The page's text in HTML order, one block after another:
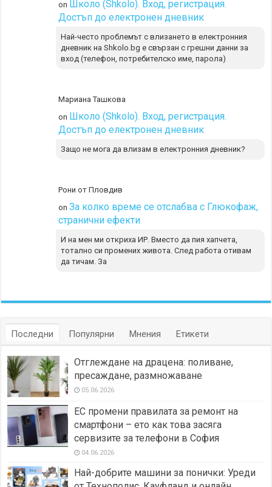
on Школо (Shkolo). Вход, регистрация.
Достъп до електронен дневник
Най-често проблемът с влизането в електронния
дневник на Shkolo.bg е свързан с грешни данни за
вход (телефон, потребителско име, парола)
Мариана Ташкова
on Школо (Shkolo). Вход, регистрация.
Достъп до електронен дневник
Защо не мога да влизам в електронния дневник?
Рони от Пловдив
onЗа колко време се отслабва с Глюкофаж,
странични ефекти
И на мен ми откриха ИР. Вместо да пия хапчета,
тотално си промених живота. След работа отивам
да тичам. За
Последни Популярни Мнения Етикети
Отглеждане на драцена: поливане,
пресаждане, размножаване
05.06.2026
ЕС промени правилата за ремонт на
смартфони – ето как това засяга
сервизите за телефони в София
04.06.2026
Най-добрите машини за понички: Уреди